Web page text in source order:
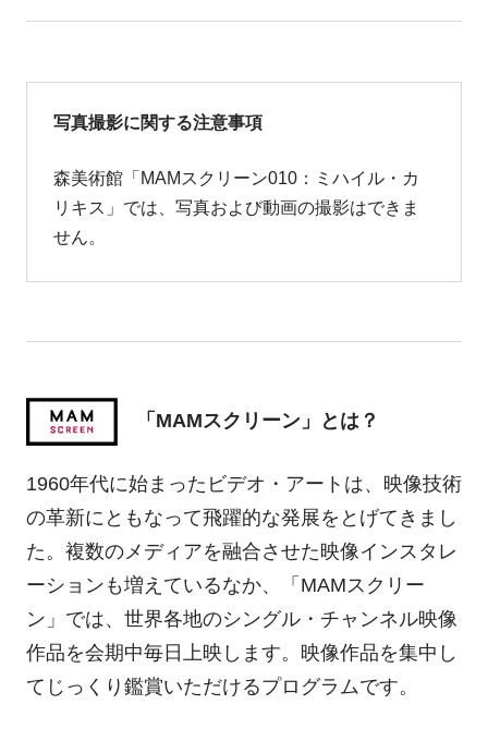
写真撮影に関する注意事項
森美術館「MAMスクリーン010：ミハイル・カ
リキス」では、写真および動画の撮影はできま
せん。
「MAMスクリーン」とは？
1960年代に始まったビデオ・アートは、映像技術
の革新にともなって飛躍的な発展をとげてきまし
た。複数のメディアを融合させた映像インスタレ
ーションも増えているなか、「MAMスクリー
ン」では、世界各地のシングル・チャンネル映像
作品を会期中毎日上映します。映像作品を集中し
てじっくり鑑賞いただけるプログラムです。